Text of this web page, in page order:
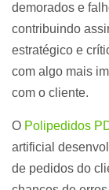
demorados e
contribuindo
estratégico e
com algo mais
com o cliente.
O Polipedidos
artificial
de pedidos do